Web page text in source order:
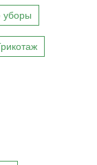
уборы